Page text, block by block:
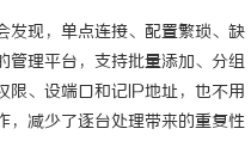
发现，单点连接、配置繁琐、缺
管理平台，支持批量添加、分组
限、设端口和记IP地址，也不用
，减少了逐台处理带来的重复性